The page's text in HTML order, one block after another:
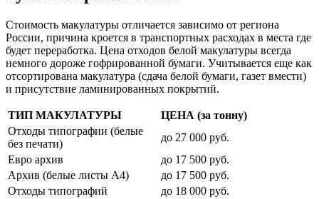
Стоимость макулатуры отличается зависимо от региона
России, причина кроется в транспортных расходах в места где
будет переработка. Цена отходов белой макулатуры всегда
немного дороже гофрированной бумаги. Учитывается еще как
отсортирована макулатура (сдача белой бумаги, газет вмести)
и присутствие ламинированных покрытий.
ТИП МАКУЛАТУРЫ
ЦЕНА (за тонну)
Отходы типографии (белые
без печати)
до 27 000 руб.
Евро архив
до 17 500 руб.
Архив (белые листы А4)
до 17 500 руб.
Отходы типографий
до 18 000 руб.